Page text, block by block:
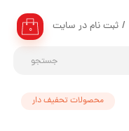
جستجو
۰ / ثبت نام در سایت
محصولات تحفیف دار